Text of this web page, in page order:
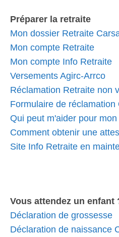
Préparer la retraite
Mon dossier Retraite
Mon compte Retraite
Mon compte Info Retraite
Versements Agirc-Arrco
Réclamation Retraite non
Formulaire de réclamation
Qui peut m'aider pour
Comment obtenir une
Site Info Retraite en
Vous attendez un enfant
Déclaration de grossesse
Déclaration de naissance